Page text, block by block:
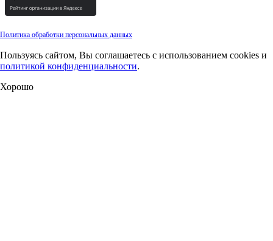
Политика обработки персональных данных
Пользуясь сайтом, Вы соглашаетесь с использованием cookies и
политикой конфиденциальности.
Хорошо